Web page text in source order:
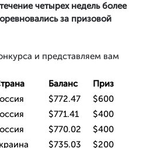
четырех недель более
за призовой
и представляем вам
Баланс
Приз
$772.47
$600
$771.41
$400
$770.02
$400
$735.03
$200